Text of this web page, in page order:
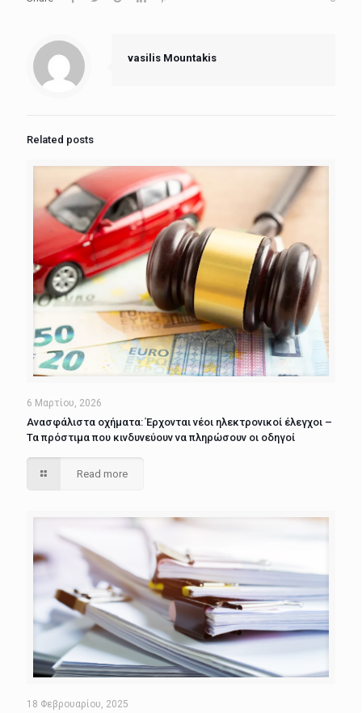
vasilis Mountakis
Related posts
6 Μαρτίου, 2026
Ανασφάλιστα οχήματα: Έρχονται νέοι ηλεκτρονικοί έλεγχοι –
Τα πρόστιμα που κινδυνεύουν να πληρώσουν οι οδηγοί
Read more
18 Φεβρουαρίου, 2025